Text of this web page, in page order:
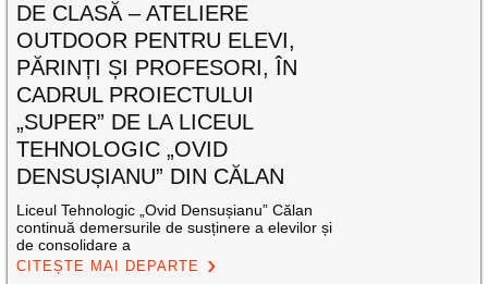
DE CLASĂ – ATELIERE
OUTDOOR PENTRU ELEVI,
PĂRINȚI ȘI PROFESORI, ÎN
CADRUL PROIECTULUI
„SUPER” DE LA LICEUL
TEHNOLOGIC „OVID
DENSUȘIANU” DIN CĂLAN
Liceul Tehnologic „Ovid Densușianu” Călan
continuă demersurile de susținere a elevilor și
de consolidare a
CITEȘTE MAI DEPARTE